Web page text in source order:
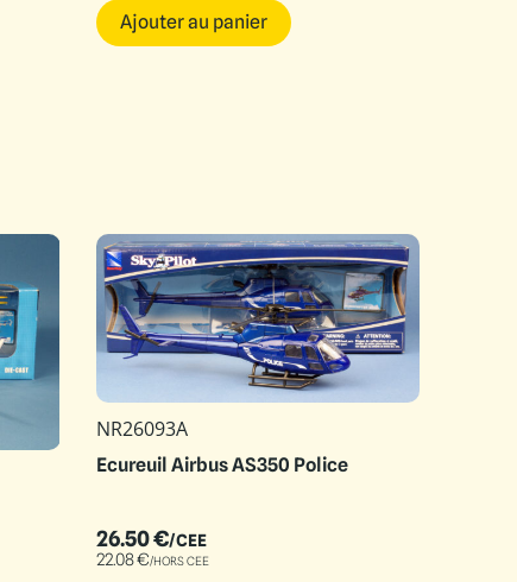
Ajouter au panier
NR26093A
Ecureuil Airbus AS350 Police
26.50€/CEE
22.08€/HORS CEE